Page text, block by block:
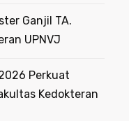
Ganjil TA.
UPNVJ
Perkuat
Kedokteran